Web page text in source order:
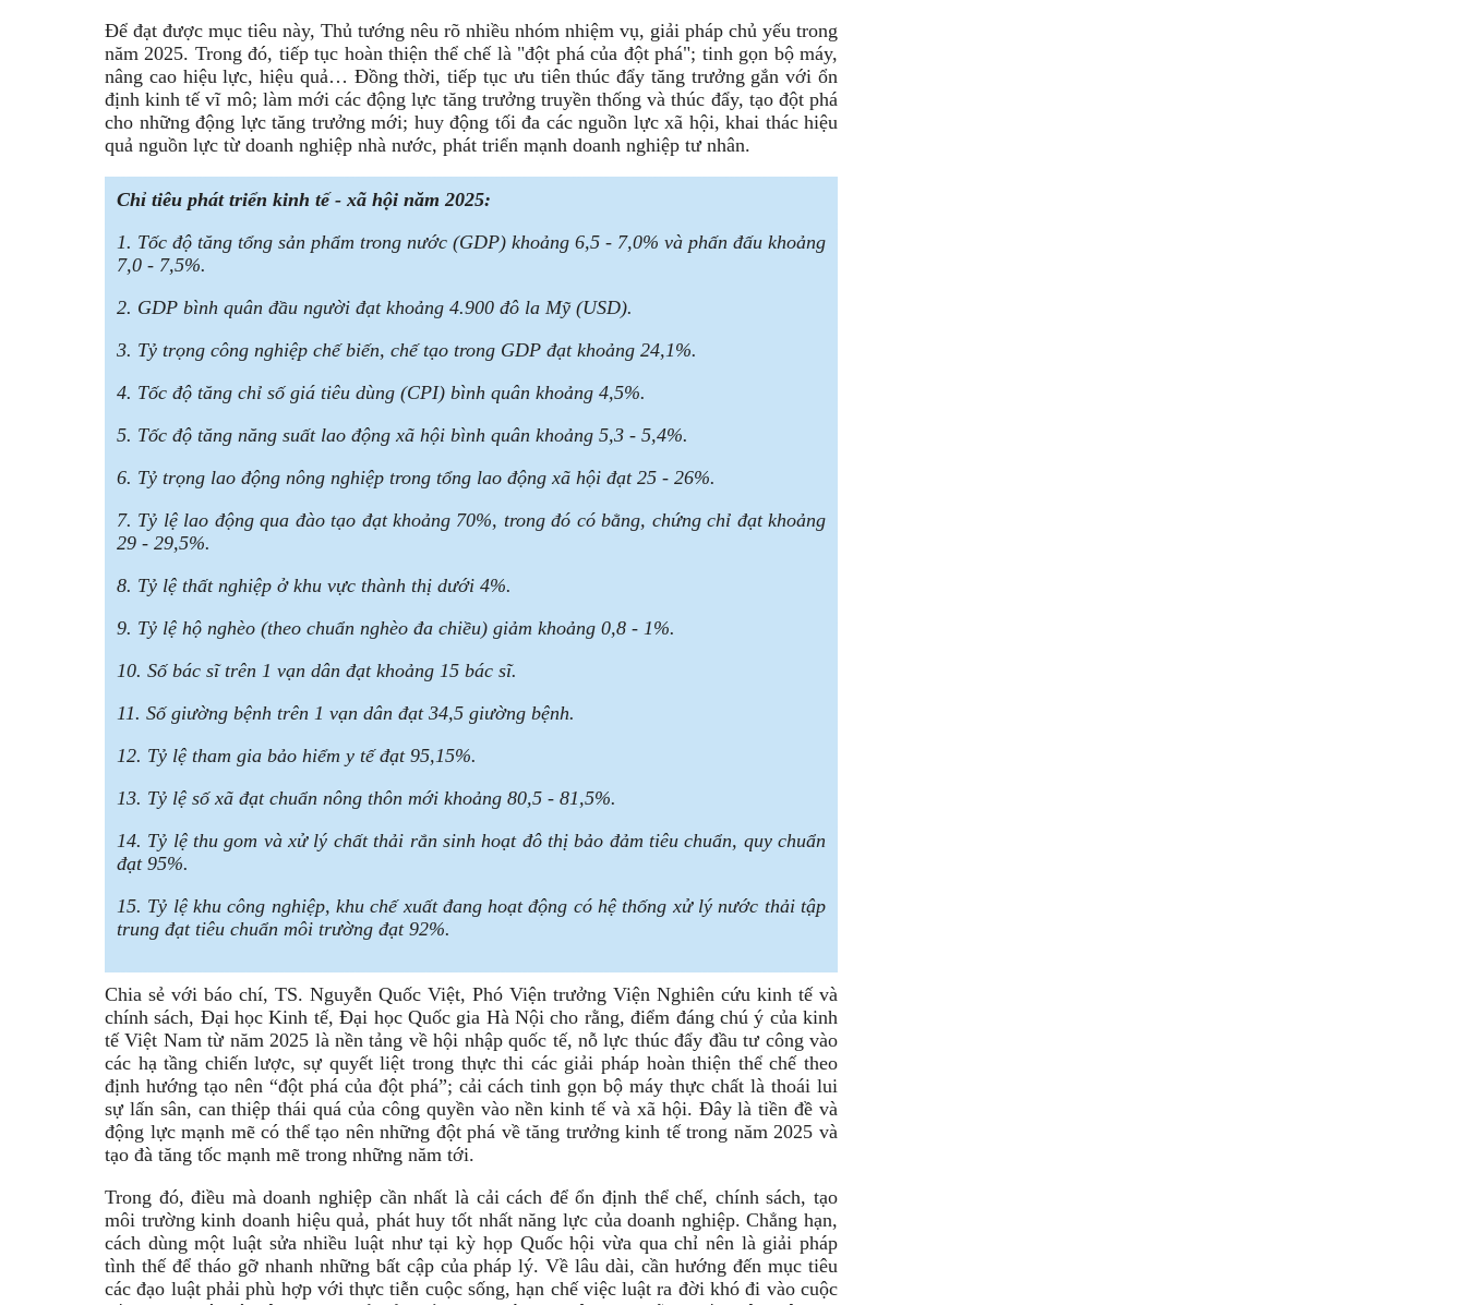
Để đạt được mục tiêu này, Thủ tướng nêu rõ nhiều nhóm nhiệm vụ, giải pháp chủ yếu trong
năm 2025. Trong đó, tiếp tục hoàn thiện thể chế là "đột phá của đột phá"; tinh gọn bộ máy,
nâng cao hiệu lực, hiệu quả… Đồng thời, tiếp tục ưu tiên thúc đẩy tăng trưởng gắn với ổn
định kinh tế vĩ mô; làm mới các động lực tăng trưởng truyền thống và thúc đẩy, tạo đột phá
cho những động lực tăng trưởng mới; huy động tối đa các nguồn lực xã hội, khai thác hiệu
quả nguồn lực từ doanh nghiệp nhà nước, phát triển mạnh doanh nghiệp tư nhân.
Chỉ tiêu phát triển kinh tế - xã hội năm 2025:
1. Tốc độ tăng tổng sản phẩm trong nước (GDP) khoảng 6,5 - 7,0% và phấn đấu khoảng
7,0 - 7,5%.
2. GDP bình quân đầu người đạt khoảng 4.900 đô la Mỹ (USD).
3. Tỷ trọng công nghiệp chế biến, chế tạo trong GDP đạt khoảng 24,1%.
4. Tốc độ tăng chỉ số giá tiêu dùng (CPI) bình quân khoảng 4,5%.
5. Tốc độ tăng năng suất lao động xã hội bình quân khoảng 5,3 - 5,4%.
6. Tỷ trọng lao động nông nghiệp trong tổng lao động xã hội đạt 25 - 26%.
7. Tỷ lệ lao động qua đào tạo đạt khoảng 70%, trong đó có bằng, chứng chỉ đạt khoảng
29 - 29,5%.
8. Tỷ lệ thất nghiệp ở khu vực thành thị dưới 4%.
9. Tỷ lệ hộ nghèo (theo chuẩn nghèo đa chiều) giảm khoảng 0,8 - 1%.
10. Số bác sĩ trên 1 vạn dân đạt khoảng 15 bác sĩ.
11. Số giường bệnh trên 1 vạn dân đạt 34,5 giường bệnh.
12. Tỷ lệ tham gia bảo hiểm y tế đạt 95,15%.
13. Tỷ lệ số xã đạt chuẩn nông thôn mới khoảng 80,5 - 81,5%.
14. Tỷ lệ thu gom và xử lý chất thải rắn sinh hoạt đô thị bảo đảm tiêu chuẩn, quy chuẩn
đạt 95%.
15. Tỷ lệ khu công nghiệp, khu chế xuất đang hoạt động có hệ thống xử lý nước thải tập
trung đạt tiêu chuẩn môi trường đạt 92%.
Chia sẻ với báo chí, TS. Nguyễn Quốc Việt, Phó Viện trưởng Viện Nghiên cứu kinh tế và
chính sách, Đại học Kinh tế, Đại học Quốc gia Hà Nội cho rằng, điểm đáng chú ý của kinh
tế Việt Nam từ năm 2025 là nền tảng về hội nhập quốc tế, nỗ lực thúc đẩy đầu tư công vào
các hạ tầng chiến lược, sự quyết liệt trong thực thi các giải pháp hoàn thiện thể chế theo
định hướng tạo nên “đột phá của đột phá”; cải cách tinh gọn bộ máy thực chất là thoái lui
sự lấn sân, can thiệp thái quá của công quyền vào nền kinh tế và xã hội. Đây là tiền đề và
động lực mạnh mẽ có thể tạo nên những đột phá về tăng trưởng kinh tế trong năm 2025 và
tạo đà tăng tốc mạnh mẽ trong những năm tới.
Trong đó, điều mà doanh nghiệp cần nhất là cải cách để ổn định thể chế, chính sách, tạo
môi trường kinh doanh hiệu quả, phát huy tốt nhất năng lực của doanh nghiệp. Chẳng hạn,
cách dùng một luật sửa nhiều luật như tại kỳ họp Quốc hội vừa qua chỉ nên là giải pháp
tình thế để tháo gỡ nhanh những bất cập của pháp lý. Về lâu dài, cần hướng đến mục tiêu
các đạo luật phải phù hợp với thực tiễn cuộc sống, hạn chế việc luật ra đời khó đi vào cuộc